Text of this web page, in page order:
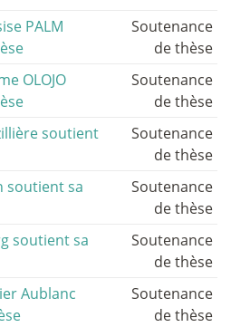
PALM
Soutenance
de thèse
OLOJO
Soutenance
de thèse
soutient
Soutenance
de thèse
soutient sa
Soutenance
de thèse
soutient sa
Soutenance
de thèse
Aublanc
Soutenance
de thèse